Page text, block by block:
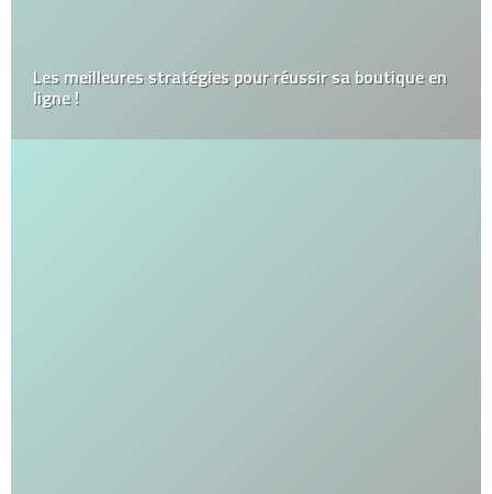
Les meilleures stratégies pour réussir sa boutique en
ligne !